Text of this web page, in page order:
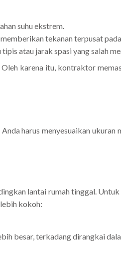
suhu ekstrem.
tekanan terpusat
atau jarak spasi yang salah
karena itu, kontraktor
harus menyesuaikan
lantai rumah tinggal.
kokoh:
besar, terkadang dirangkai